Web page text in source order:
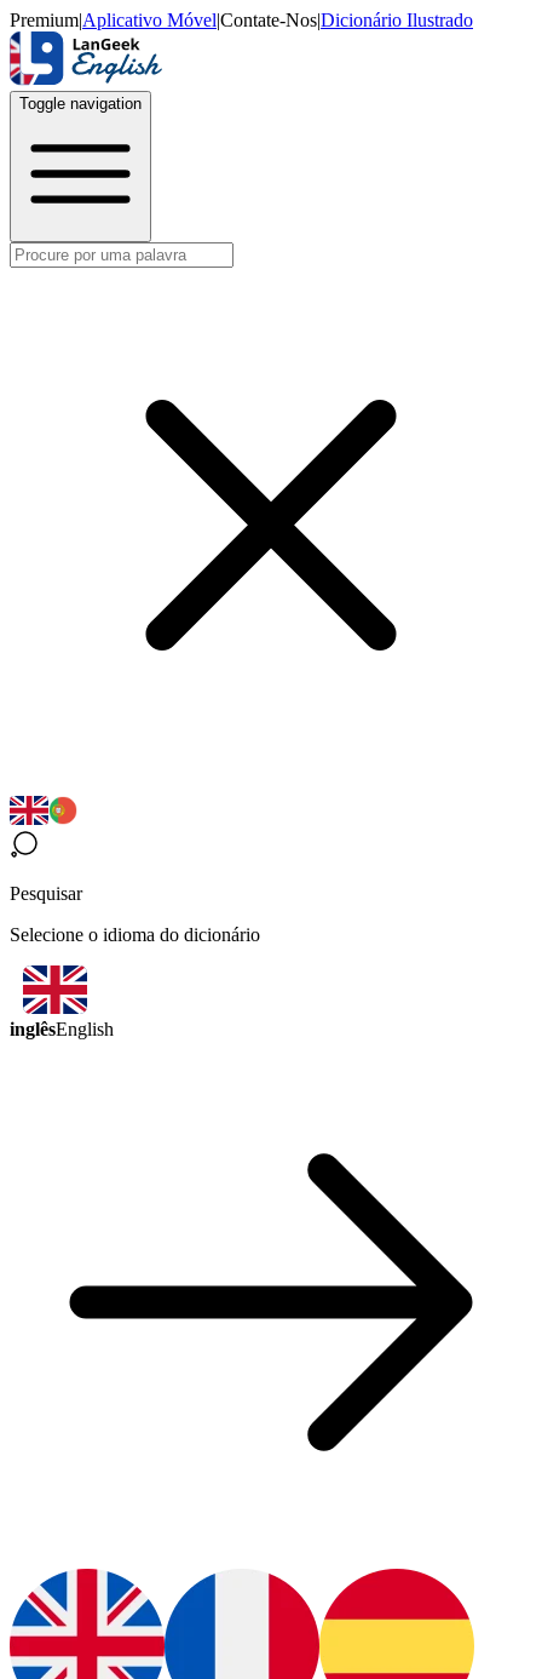
Premium|Aplicativo Móvel|Contate-Nos|Dicionário Ilustrado
Toggle navigation
Pesquisar
Selecione o idioma do dicionário
inglêsEnglish